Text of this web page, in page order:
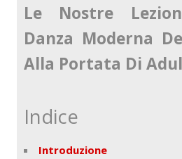
Le Nostre
Danza Moderna
Alla Portata Di
Indice
Introduzione